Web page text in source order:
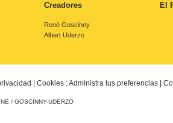
Creadores
René Goscinny
Albert Uderzo
El
Cookies : Administra tus preferencias
/ GOSCINNY-UDERZO